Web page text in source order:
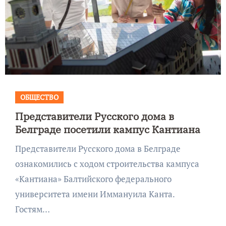
ОБЩЕСТВО
Представители Русского дома в
Белграде посетили кампус Кантиана
Представители Русского дома в Белграде
ознакомились с ходом строительства кампуса
«Кантиана» Балтийского федерального
университета имени Иммануила Канта.
Гостям…